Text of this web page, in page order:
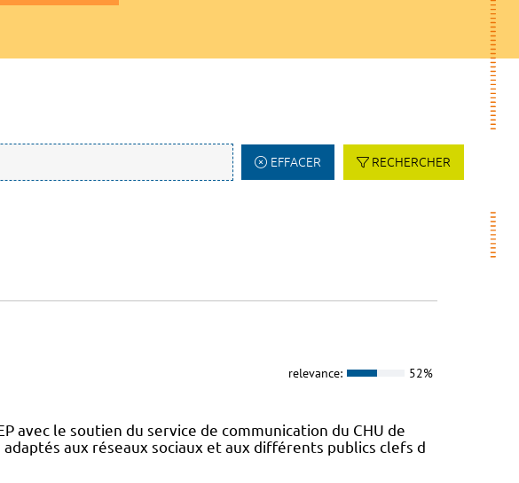
EFFACER RECHERCHER
relevance: 52%
avec le soutien du service de communication du CHU de
aux réseaux sociaux et aux différents publics clefs d